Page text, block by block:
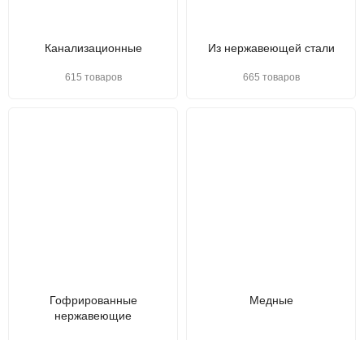
Канализационные
615 товаров
Из нержавеющей стали
665 товаров
Гофрированные
нержавеющие
Медные